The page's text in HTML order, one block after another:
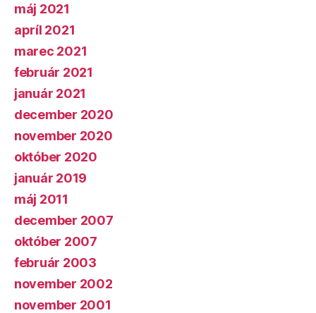
máj 2021
apríl 2021
marec 2021
február 2021
január 2021
december 2020
november 2020
október 2020
január 2019
máj 2011
december 2007
október 2007
február 2003
november 2002
november 2001